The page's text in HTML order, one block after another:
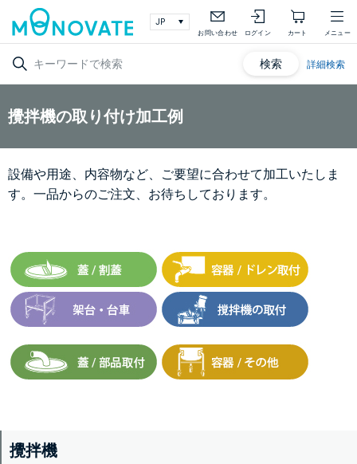
お問い合わせ ログイン カート メニュー
検索 詳細検索
攪拌機の取り付け加工例
設備や用途、内容物など、ご要望に合わせて加工いたしま
す。一品からのご注文、お待ちしております。
攪拌機